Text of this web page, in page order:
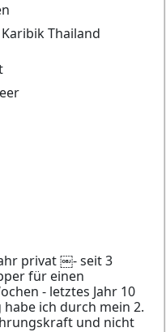
Thailand
privat ￼- seit 3
für einen
- letztes Jahr 10
ich durch mein 2.
und nicht